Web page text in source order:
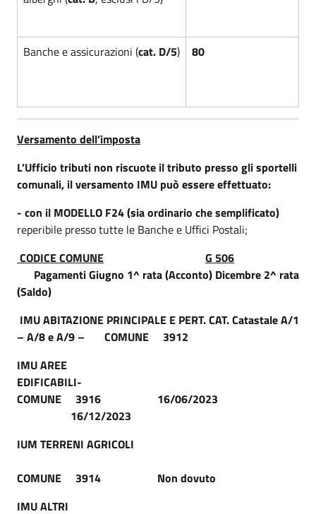
Banche e assicurazioni (cat. D/5) 80
Versamento dell’imposta
L’Ufficio tributi non riscuote il tributo presso gli sportelli
comunali, il versamento IMU può essere effettuato:
- con il MODELLO F24 (sia ordinario che semplificato)
reperibile presso tutte le Banche e Uffici Postali;
CODICE COMUNE
G 506
Pagamenti Giugno 1^ rata (Acconto) Dicembre 2^ rata
(Saldo)
IMU ABITAZIONE PRINCIPALE E PERT. CAT. Catastale A/1
– A/8 e A/9 – COMUNE 3912
IMU AREE
COMUNE 3916 16/06/2023
16/12/2023
IUM TERRENI AGRICOLI
COMUNE 3914 Non dovuto
IMU ALTRI